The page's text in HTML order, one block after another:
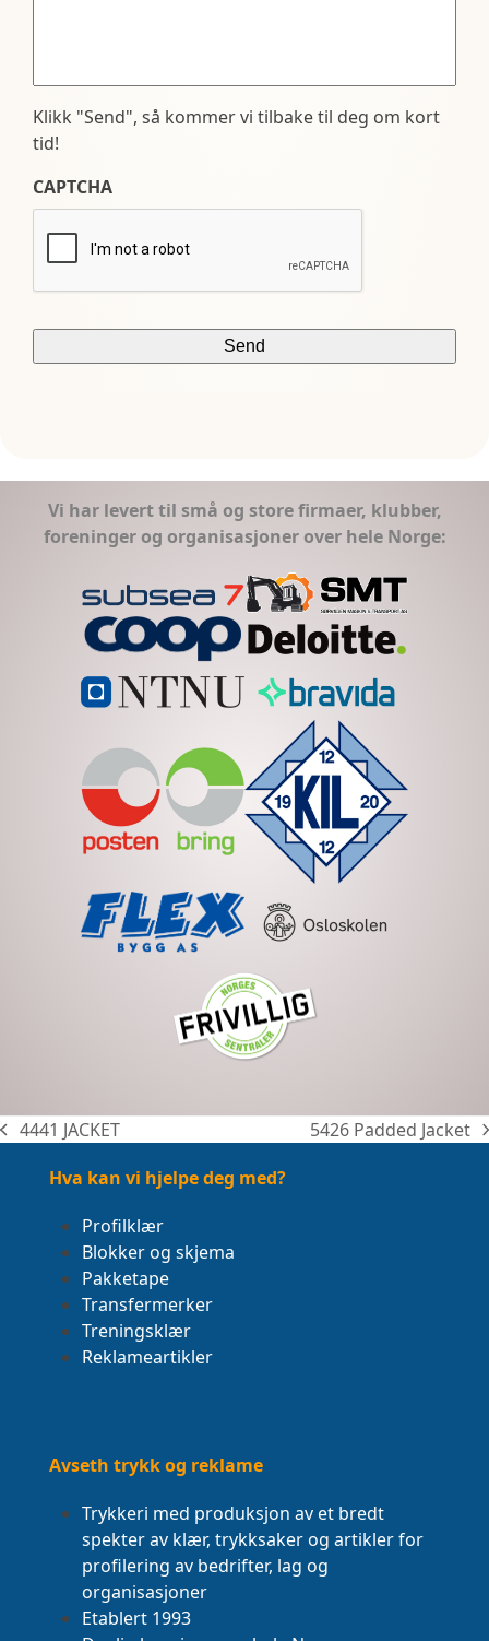
Klikk "Send", så kommer vi tilbake til deg om kort
tid!
CAPTCHA
Vi har levert til små og store firmaer, klubber,
foreninger og organisasjoner over hele Norge:
previous
4441 JACKET
next
5426 Padded Jacket
Hva kan vi hjelpe deg med?
Profilklær
Blokker og skjema
Pakketape
Transfermerker
Treningsklær
Reklameartikler
Avseth trykk og reklame
Trykkeri med produksjon av et bredt
spekter av klær, trykksaker og artikler for
profilering av bedrifter, lag og
organisasjoner
Etablert 1993